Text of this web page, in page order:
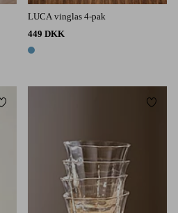
LUCA vinglas 4-pak
449 DKK
1 farve
Tilføj til favoritter Tilføj